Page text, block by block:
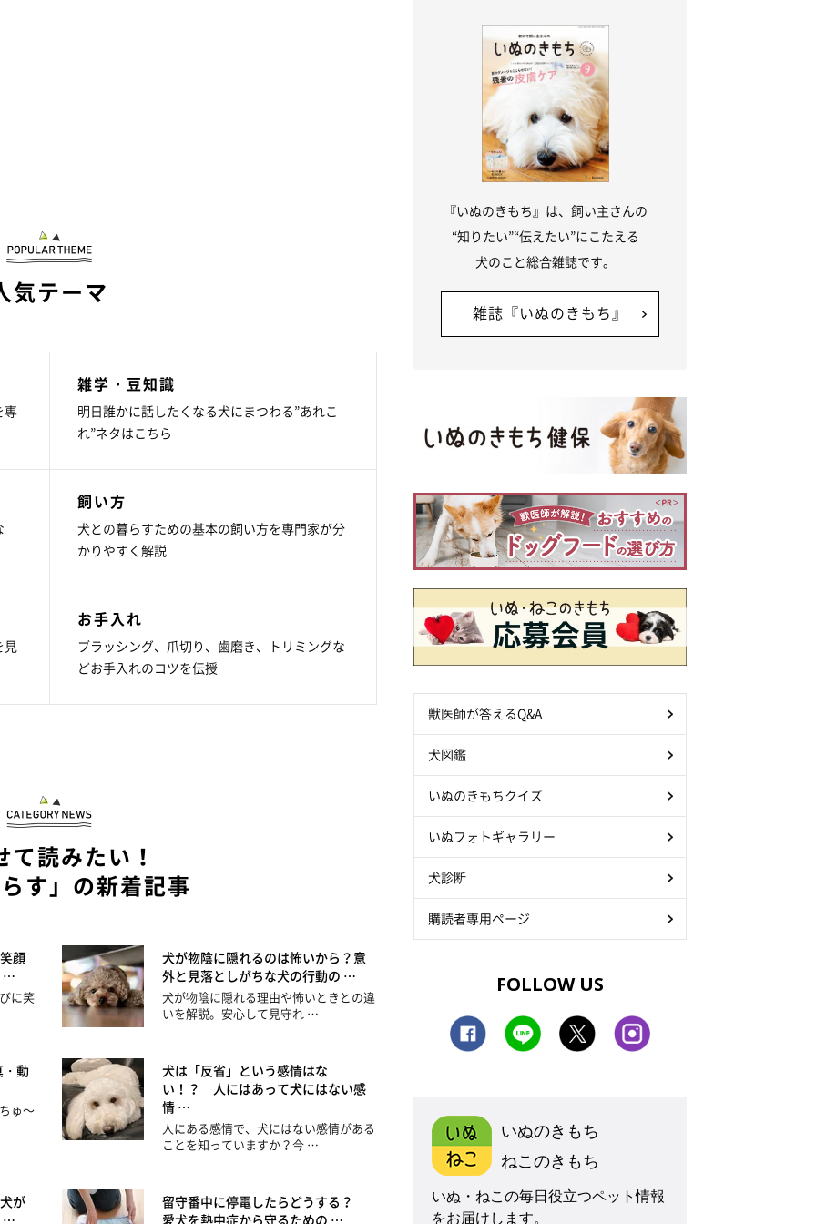
気テーマ
専
雑学・豆知識
明日誰かに話したくなる犬にまつわる”あれこ
れ”ネタはこちら
飼い方
犬との暮らすための基本の飼い方を専門家が分
かりやすく解説
見
お手入れ
ブラッシング、爪切り、歯磨き、トリミングな
どお手入れのコツを伝授
て読みたい！
す」の新着記事
顔
…
に笑
犬が物陰に隠れるのは怖いから？意
外と見落としがちな犬の行動の …
犬が物陰に隠れる理由や怖いときとの違
いを解説。安心して見守れ …
・動
ゅ～
犬は「反省」という感情はな
い！？ 人にはあって犬にはない感
情 …
人にある感情で、犬にはない感情がある
ことを知っていますか？今 …
が
…
留守番中に停電したらどうする？
愛犬を熱中症から守るための …
『いぬのきもち』は、飼い主さんの
“知りたい”“伝えたい”にこたえる
犬のこと総合雑誌です。
雑誌『いぬのきもち』
獣医師が答えるQ&A
犬図鑑
いぬのきもちクイズ
いぬフォトギャラリー
犬診断
購読者専用ページ
FOLLOW US
いぬのきもち
ねこのきもち
いぬ・ねこの毎日役立つペット情報
をお届けします。